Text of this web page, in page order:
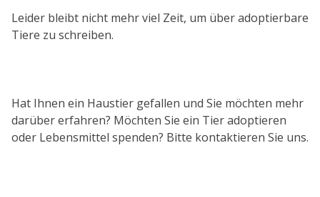
Leider bleibt nicht mehr viel Zeit, um über adoptierbare
Tiere zu schreiben.
Hat Ihnen ein Haustier gefallen und Sie möchten mehr
darüber erfahren? Möchten Sie ein Tier adoptieren
oder Lebensmittel spenden? Bitte kontaktieren Sie uns.